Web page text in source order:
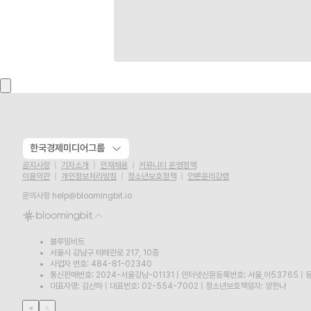
한국경제미디어그룹
공지사항 기자소개 인재채용
커뮤니티 운영정책
이용약관
개인정보처리방침 청소년보호정책
언론윤리강령
문의사항 help@bloomingbit.io
블루밍비트
서울시 강남구 테헤란로 217, 10층
사업자 번호: 484-81-02340
통신판매번호: 2024-서울강남-01131
인터넷신문등록번호: 서울,아53765
대표자명: 김산하
대표번호: 02-554-7002 청소년보호책임자: 양한나